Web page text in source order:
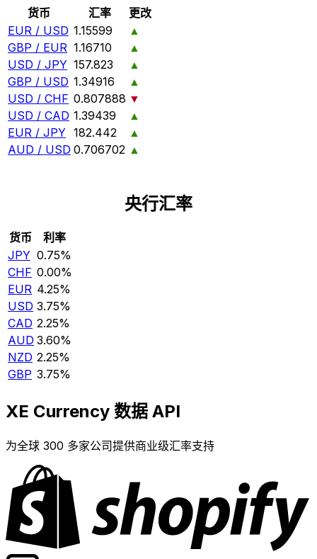
货币 汇率
更改
EUR / USD 1.15599
▲
GBP / EUR 1.16710
▲
USD / JPY 157.823
▲
GBP / USD 1.34916
▲
USD / CHF 0.807888 ▼
USD / CAD 1.39439
▲
EUR / JPY 182.442
▲
AUD / USD 0.706702 ▲
央行汇率
货币
利率
JPY 0.75%
CHF 0.00%
EUR 4.25%
USD 3.75%
CAD 2.25%
AUD 3.60%
NZD 2.25%
GBP 3.75%
XE Currency 数据 API
为全球 300 多家公司提供商业级汇率支持